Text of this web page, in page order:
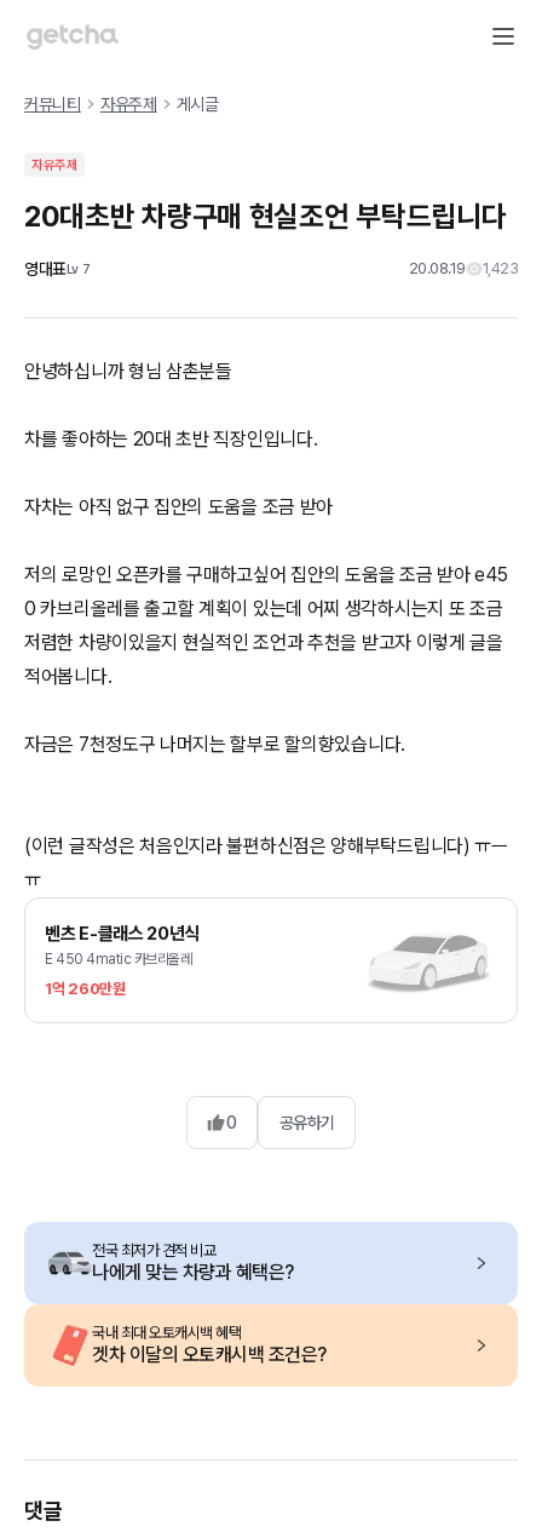
커뮤니티 자유주제 게시글
자유주제
20대초반 차량구매 현실조언 부탁드립니다
영대표Lv 7 20.08.19 1,423
안녕하십니까 형님 삼촌분들
차를 좋아하는 20대 초반 직장인입니다.
자차는 아직 없구 집안의 도움을 조금 받아
저의 로망인 오픈카를 구매하고싶어 집안의 도움을 조금 받아 e45
0 카브리올레를 출고할 계획이 있는데 어찌 생각하시는지 또 조금
저렴한 차량이있을지 현실적인 조언과 추천을 받고자 이렇게 글을
적어봅니다.
자금은 7천정도구 나머지는 할부로 할의향있습니다.
(이런 글작성은 처음인지라 불편하신점은 양해부탁드립니다) ㅠㅡ
ㅠ
벤츠 E-클래스 20년식
E 450 4matic 카브리올레
1억 260만원
0 공유하기
전국 최저가 견적 비교
나에게 맞는 차량과 혜택은?
국내 최대 오토캐시백 혜택
겟차 이달의 오토캐시백 조건은?
댓글